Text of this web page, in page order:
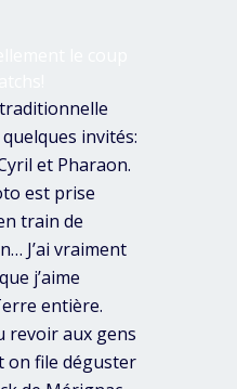
invités:
et Pharaon.
est prise
train de
J’ai vraiment
j’aime
entière.
revoir aux gens
on file déguster